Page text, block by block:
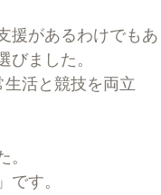
援があるわけでもあ
ました。
活と競技を両立
す。